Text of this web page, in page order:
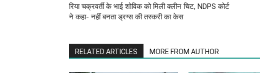
रिया चक्रवर्ती के भाई शोविक को मिली क्लीन चिट, NDPS कोर्ट
ने कहा- नहीं बनता ड्रग्स की तस्करी का केस
RELATED ARTICLES MORE FROM AUTHOR